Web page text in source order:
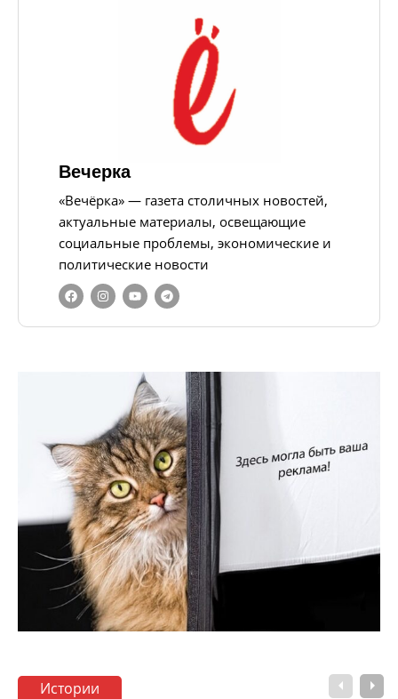
Вечерка
«Вечёрка» — газета столичных новостей,
актуальные материалы, освещающие
социальные проблемы, экономические и
политические новости
Истории